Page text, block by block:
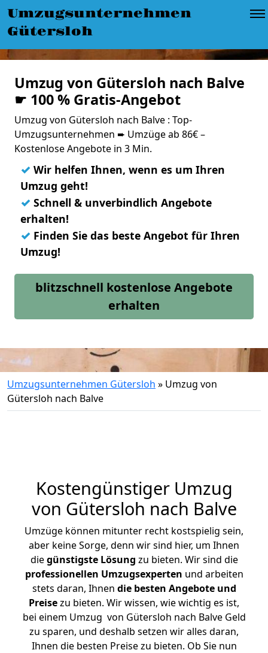
Umzugsunternehmen
Gütersloh
Umzug von Gütersloh nach Balve
☛ 100 % Gratis-Angebot
Umzug von Gütersloh nach Balve : Top-
Umzugsunternehmen ➨ Umzüge ab 86€ –
Kostenlose Angebote in 3 Min.
✓ Wir helfen Ihnen, wenn es um Ihren
Umzug geht!
✓ Schnell & unverbindlich Angebote
erhalten!
✓ Finden Sie das beste Angebot für Ihren
Umzug!
blitzschnell kostenlose Angebote
erhalten
Umzugsunternehmen Gütersloh » Umzug von
Gütersloh nach Balve
Kostengünstiger Umzug
von Gütersloh nach Balve
Umzüge können mitunter recht kostspielig sein,
aber keine Sorge, denn wir sind hier, um Ihnen
diegünstigste Lösung zu bieten. Wir sind die
professionellen Umzugsexperten und arbeiten
stets daran, Ihnen die besten Angebote und
Preisezu bieten. Wir wissen, wie wichtig es ist,
bei einem Umzug von Gütersloh nach Balve Geld
zu sparen, und deshalb setzen wir alles daran,
Ihnen die besten Preise zu bieten. Ob Sie nun